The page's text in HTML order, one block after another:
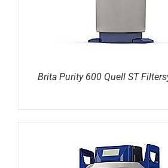
Brita Purity 600 Quell ST